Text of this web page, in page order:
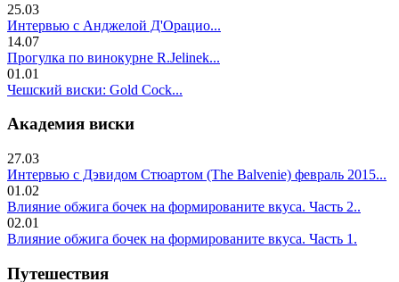
25.03
Интервью с Анджелой Д'Орацио...
14.07
Прогулка по винокурне R.Jelinek...
01.01
Чешский виски: Gold Cock...
Академия виски
27.03
Интервью с Дэвидом Стюартом (The Balvenie) февраль 2015...
01.02
Влияние обжига бочек на формированите вкуса. Часть 2..
02.01
Влияние обжига бочек на формированите вкуса. Часть 1.
Путешествия